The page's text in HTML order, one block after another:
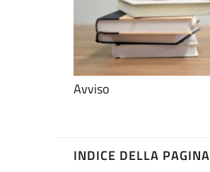
Avviso
INDICE DELLA PAGINA